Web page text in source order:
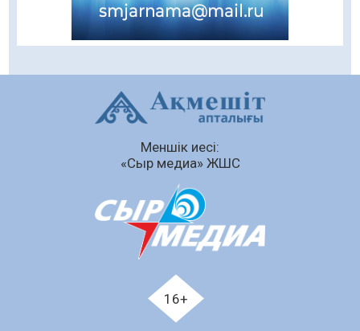
07.08.2026
Сыбайлас жемқорлық
Аумақтан тыс соттылық – сот төрелігінің
ашықтығы мен қолжетімділігін арттыру
«Дауыс беру учаскесін қалай табуға болады?»￼
Меншік иесі:
«Сыр медиа» ЖШС
16+